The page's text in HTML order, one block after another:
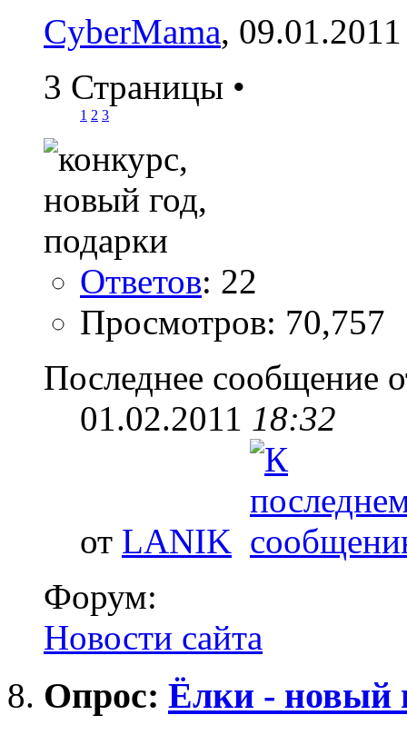
CyberMama,
3 Страницы •
1 2 3
Ответов: 22
Просмотров: 70,757
Последнее сообщение
01.02.2011 18:32
от LANIK
Форум:
Новости сайта
Опрос: Ёлки - новый